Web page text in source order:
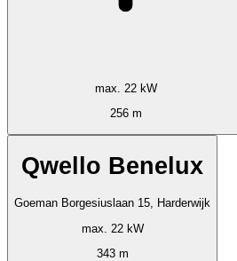
max. 22 kW
256 m
Qwello Benelux
Goeman Borgesiuslaan 15, Harderwijk
max. 22 kW
343 m